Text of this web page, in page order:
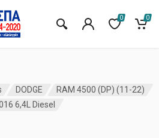
0 0
DODGE
RAM 4500 (DP) (11-22)
6,4L Diesel